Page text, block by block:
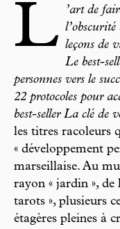
L ’art de
leçons de
Le best-
personnes vers le
22 protocoles pour
best-seller La clé de
les titres racoleurs
« développement
marseillaise. Au
rayon « jardin », de
tarots », plusieurs
étagères pleines à